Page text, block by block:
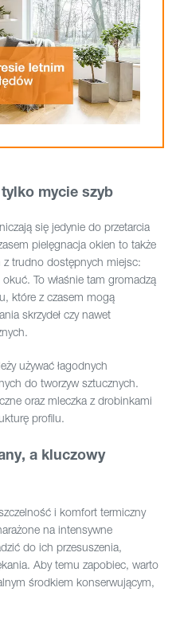
mycie szyb
się jedynie do przetarcia
pielęgnacja okien to także
z trudno dostępnych miejsc:
To właśnie tam gromadzą
które z czasem mogą
skrzydeł czy nawet
używać łagodnych
do tworzyw sztucznych.
oraz mleczka z drobinkami
profilu.
a kluczowy
i komfort termiczny
na intensywne
do ich przesuszenia,
Aby temu zapobiec, warto
środkiem konserwującym,